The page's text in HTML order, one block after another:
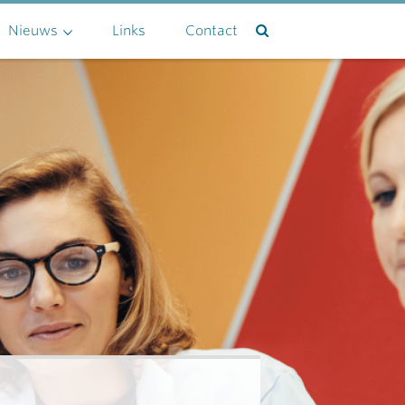
Nieuws Links Contact